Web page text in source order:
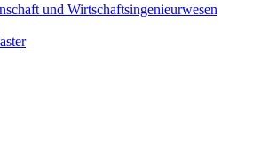
und Wirtschaftsingenieurwesen